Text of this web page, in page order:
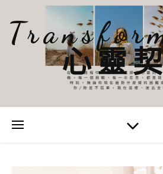
心靈